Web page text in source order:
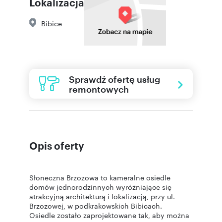
Bibice
Sprawdź ofertę usług
remontowych
Opis oferty
Słoneczna Brzozowa to kameralne osiedle
domów jednorodzinnych wyróżniające się
atrakcyjną architekturą i lokalizacją, przy ul.
Brzozowej, w podkrakowskich Bibicach.
Osiedle zostało zaprojektowane tak, aby można